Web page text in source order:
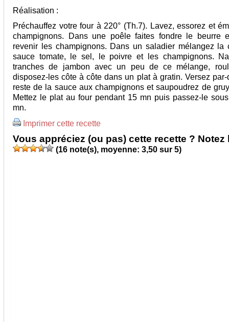
Réalisation :
Préchauffez votre four à 220° (Th.7). Lavez, essorez et
champignons. Dans une poêle faites fondre le beurre
revenir les champignons. Dans un saladier mélangez la
sauce tomate, le sel, le poivre et les champignons.
tranches de jambon avec un peu de ce mélange,
disposez-les côte à côte dans un plat à gratin. Versez
reste de la sauce aux champignons et saupoudrez de
Mettez le plat au four pendant 15 mn puis passez-le
mn.
Imprimer cette recette
Vous appréciez (ou pas) cette recette ? Notez
(16 note(s), moyenne: 3,50 sur 5)